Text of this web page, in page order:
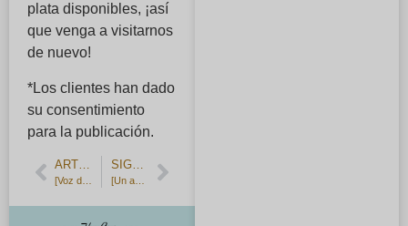
plata disponibles, ¡así
que venga a visitarnos
de nuevo!
*Los clientes han dado
su consentimiento
para la publicación.
ARTÍCULO ANTERIOR SIGUIENTE ARTÍCULO